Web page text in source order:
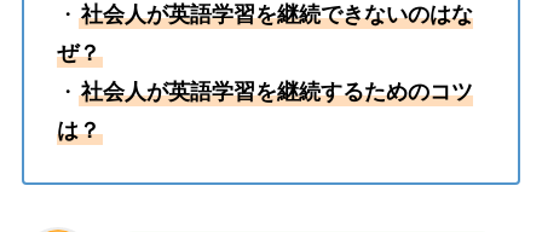
・ 社会人が英語学習を継続できないのはな
ぜ？
・ 社会人が英語学習を継続するためのコツ
は？